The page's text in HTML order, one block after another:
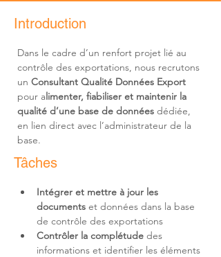
Introduction
Dans le cadre d’un renfort projet lié au
contrôle des exportations, nous recrutons
un Consultant Qualité Données Export
pour alimenter, fiabiliser et maintenir la
qualité d’une base de données dédiée,
en lien direct avec l’administrateur de la
base.
Tâches
Intégrer et mettre à jour les
documents et données dans la base
Contrôler la complétude des
informations et identifier les éléments